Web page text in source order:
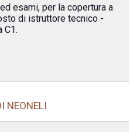
esami, per la copertura a
di istruttore tecnico -
C1.
NEONELI